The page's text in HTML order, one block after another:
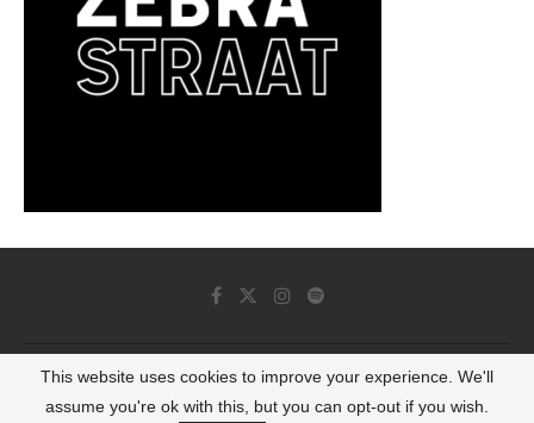
© 2022 - Luminous Dash All Rights Reserved
This website uses cookies to improve your experience. We'll
assume you're ok with this, but you can opt-out if you wish.